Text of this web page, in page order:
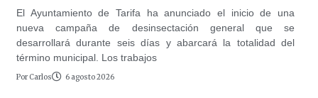
El Ayuntamiento de Tarifa ha anunciado el inicio de una
nueva campaña de desinsectación general que se
desarrollará durante seis días y abarcará la totalidad del
término municipal. Los trabajos
Por Carlos 6 agosto 2026